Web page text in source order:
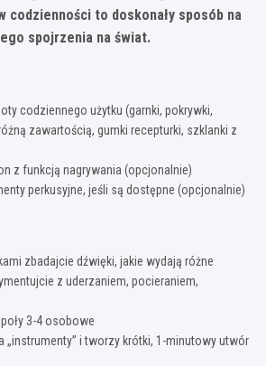
codzienności to doskonały sposób na
spojrzenia na świat.
codziennego użytku (garnki, pokrywki,
zawartością, gumki recepturki, szklanki z
z funkcją nagrywania (opcjonalnie)
perkusyjne, jeśli są dostępne (opcjonalnie)
zbadajcie dźwięki, jakie wydają różne
z uderzaniem, pocieraniem,
3-4 osobowe
„instrumenty” i tworzy krótki, 1-minutowy utwór